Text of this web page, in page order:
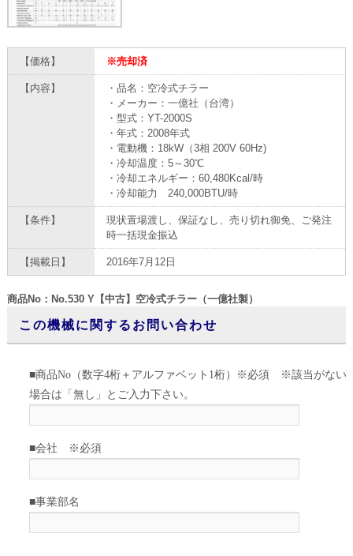
【価格】 ※売却済
【内容】
・品名：空冷式チラー
・メーカー：一億社（台湾）
・型式：YT-2000S
・年式：2008年式
・電動機：18kW（3相 200V 60Hz)
・冷却温度：5～30℃
・冷却エネルギー：60,480Kcal/時
・冷却能力 240,000BTU/時
【条件】
現状置場渡し、保証なし、売り切れ御免、ご発注
時一括現金振込
【掲載日】 2016年7月12日
商品No：No.530 Y【中古】空冷式チラー（一億社製）
この機械に関するお問い合わせ